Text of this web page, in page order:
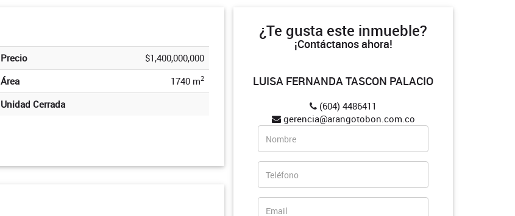
Precio
$1,400,000,000
Área
1740 m2
Unidad Cerrada
¿Te gusta este inmueble?
¡Contáctanos ahora!
LUISA FERNANDA TASCON PALACIO
(604) 4486411
gerencia@arangotobon.com.co